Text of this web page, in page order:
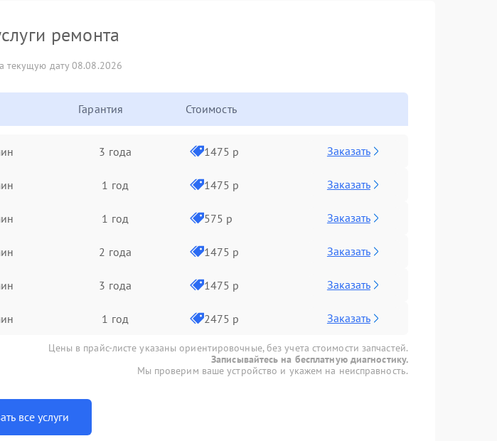
ремонта
текущую дату 08.08.2026
Гарантия Стоимость
3 года 1475 р Заказать
1 год 1475 р Заказать
1 год 575 р Заказать
2 года 1475 р Заказать
3 года 1475 р Заказать
1 год 2475 р Заказать
Цены в прайс-листе указаны ориентировочные, без учета стоимости запчастей.
Записывайтесь на бесплатную диагностику.
Мы проверим ваше устройство и укажем на неисправность.
все услуги